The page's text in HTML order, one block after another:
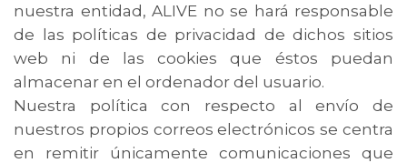
nuestra entidad, ALIVE no se hará responsable
de las políticas de privacidad de dichos sitios
web ni de las cookies que éstos puedan
almacenar en el ordenador del usuario.
Nuestra política con respecto al envío de
nuestros propios correos electrónicos se centra
en remitir únicamente comunicaciones que